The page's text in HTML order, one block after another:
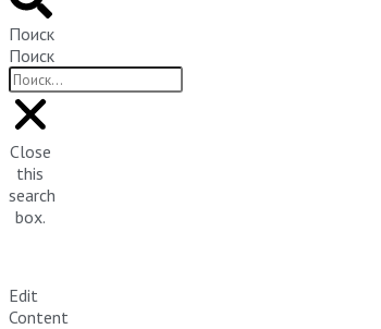
Поиск
Поиск
Close
this
search
box.
Edit
Content